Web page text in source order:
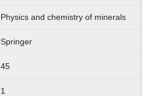
Physics and chemistry of minerals
Springer
45
1